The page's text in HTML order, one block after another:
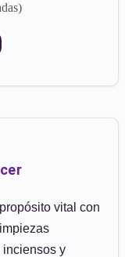
vital con
inciensos y